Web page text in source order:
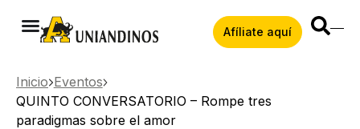
Afíliate aquí
Inicio Eventos
QUINTO CONVERSATORIO – Rompe tres
paradigmas sobre el amor